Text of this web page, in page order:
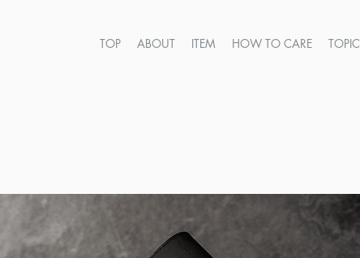
TOP ABOUT ITEM HOW TO CARE